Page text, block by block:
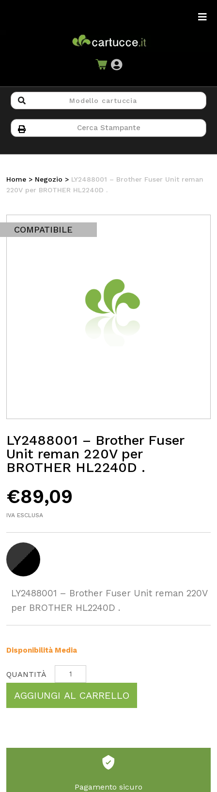
Home > Negozio > LY2488001 – Brother Fuser Unit reman
220V per BROTHER HL2240D .
COMPATIBILE
LY2488001 – Brother Fuser
Unit reman 220V per
BROTHER HL2240D .
€89,09
IVA ESCLUSA
LY2488001 – Brother Fuser Unit reman 220V
per BROTHER HL2240D .
Disponibilità Media
AGGIUNGI AL CARRELLO
Pagamento sicuro